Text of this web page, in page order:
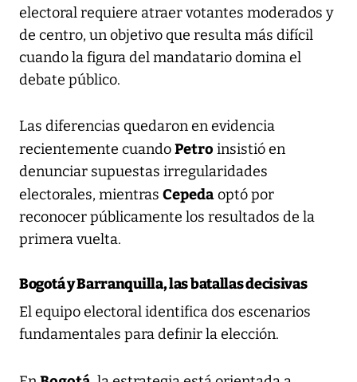
electoral requiere atraer votantes moderados y
de centro, un objetivo que resulta más difícil
cuando la figura del mandatario domina el
debate público.
Las diferencias quedaron en evidencia
recientemente cuandoPetro insistió en
denunciar supuestas irregularidades
electorales, mientras Cepedaoptó por
reconocer públicamente los resultados de la
primera vuelta.
Bogotá y Barranquilla, las batallas decisivas
El equipo electoral identifica dos escenarios
fundamentales para definir la elección.